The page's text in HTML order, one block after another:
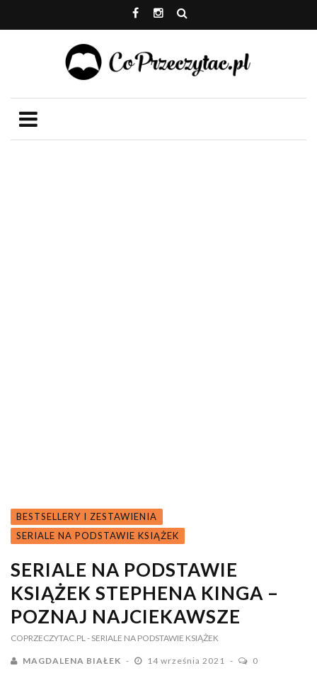
BESTSELLERY I ZESTAWIENIA
SERIALE NA PODSTAWIE KSIĄŻEK
SERIALE NA PODSTAWIE
KSIĄŻEK STEPHENA KINGA –
POZNAJ NAJCIEKAWSZE
COPRZECZYTAC.PL - SERIALE NA PODSTAWIE KSIĄŻEK
MAGDALENA BIAŁEK 14 września 2021 0